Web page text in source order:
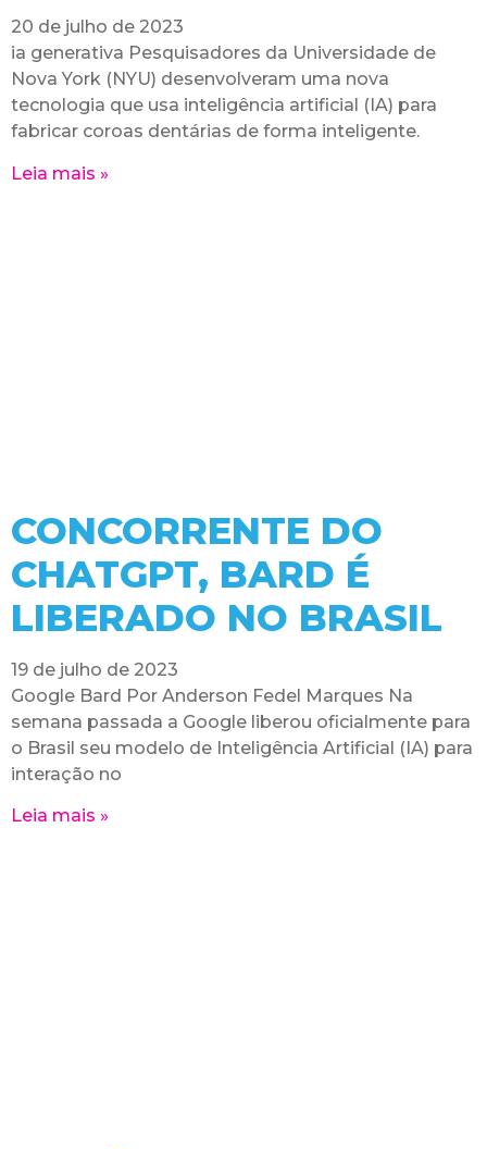
20 de julho de 2023
ia generativa Pesquisadores da Universidade de
Nova York (NYU) desenvolveram uma nova
tecnologia que usa inteligência artificial (IA) para
fabricar coroas dentárias de forma inteligente.
Leia mais »
CONCORRENTE DO
CHATGPT, BARD É
LIBERADO NO BRASIL
19 de julho de 2023
Google Bard Por Anderson Fedel Marques Na
semana passada a Google liberou oficialmente para
o Brasil seu modelo de Inteligência Artificial (IA) para
interação no
Leia mais »